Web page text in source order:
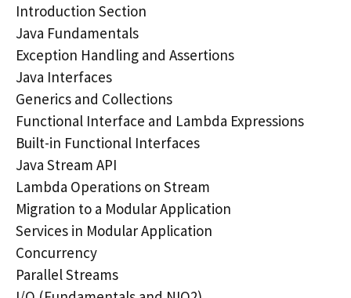
Introduction Section
Java Fundamentals
Exception Handling and Assertions
Java Interfaces
Generics and Collections
Functional Interface and Lambda Expressions
Built-in Functional Interfaces
Java Stream API
Lambda Operations on Stream
Migration to a Modular Application
Services in Modular Application
Concurrency
Parallel Streams